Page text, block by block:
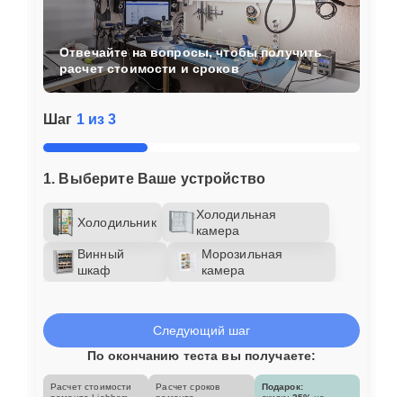
Шаг 1 из 3
1. Выберите Ваше устройство
Холодильник
Холодильная
камера
Винный
шкаф
Морозильная
камера
Отвечайте на вопросы, чтобы получить
расчет стоимости и сроков
Следующий шаг
По окончанию теста вы получаете:
Расчет стоимости
Расчет сроков
Подарок: